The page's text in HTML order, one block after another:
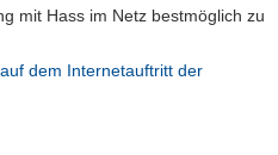
mit Hass im Netz bestmöglich zu
dem Internetauftritt der